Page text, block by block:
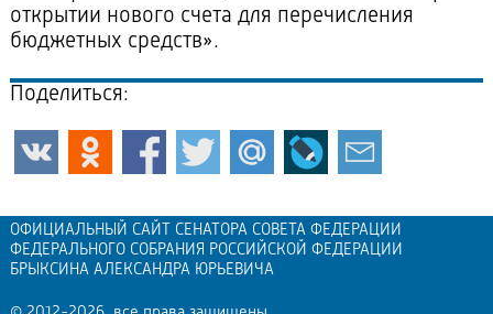
открытии нового счета для перечисления
бюджетных средств».
Поделиться:
ОФИЦИАЛЬНЫЙ САЙТ СЕНАТОРА СОВЕТА ФЕДЕРАЦИИ
ФЕДЕРАЛЬНОГО СОБРАНИЯ РОССИЙСКОЙ ФЕДЕРАЦИИ
БРЫКСИНА АЛЕКСАНДРА ЮРЬЕВИЧА